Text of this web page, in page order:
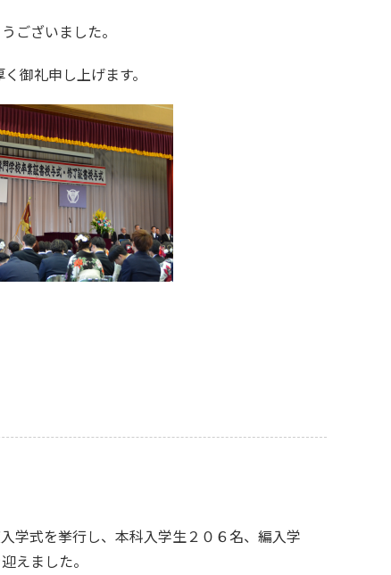
ございました。
御礼申し上げます。
学式を挙行し、本科入学生２０６名、編入学
えました。